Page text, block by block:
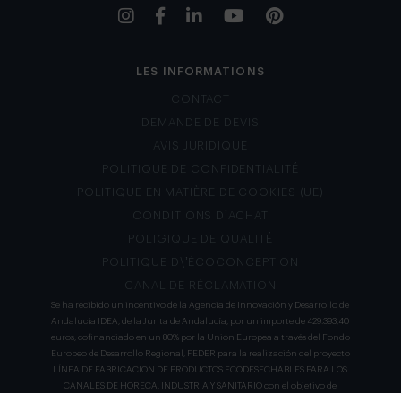
LES INFORMATIONS
CONTACT
DEMANDE DE DEVIS
AVIS JURIDIQUE
POLITIQUE DE CONFIDENTIALITÉ
POLITIQUE EN MATIÈRE DE COOKIES (UE)
CONDITIONS D’ACHAT
POLIGIQUE DE QUALITÉ
POLITIQUE D\’ÉCOCONCEPTION
CANAL DE RÉCLAMATION
Se ha recibido un incentivo de la Agencia de Innovación y Desarrollo de
Andalucía IDEA, de la Junta de Andalucía, por un importe de 429.393,40
euros, cofinanciado en un 80% por la Unión Europea a través del Fondo
Europeo de Desarrollo Regional, FEDER para la realización del proyecto
LÍNEA DE FABRICACION DE PRODUCTOS ECODESECHABLES PARA LOS
CANALES DE HORECA, INDUSTRIA Y SANITARIO con el objetivo de